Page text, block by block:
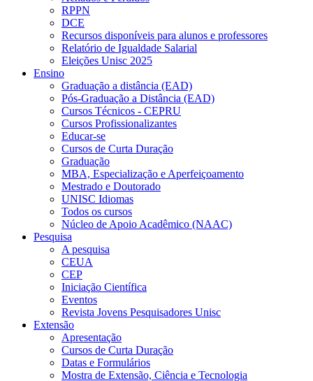
RPPN
DCE
Recursos disponíveis para alunos e professores
Relatório de Igualdade Salarial
Eleições Unisc 2025
Ensino
Graduação a distância (EAD)
Pós-Graduação a Distância (EAD)
Cursos Técnicos - CEPRU
Cursos Profissionalizantes
Educar-se
Cursos de Curta Duração
Graduação
MBA, Especialização e Aperfeiçoamento
Mestrado e Doutorado
UNISC Idiomas
Todos os cursos
Núcleo de Apoio Acadêmico (NAAC)
Pesquisa
A pesquisa
CEUA
CEP
Iniciação Científica
Eventos
Revista Jovens Pesquisadores Unisc
Extensão
Apresentação
Cursos de Curta Duração
Datas e Formulários
Mostra de Extensão, Ciência e Tecnologia